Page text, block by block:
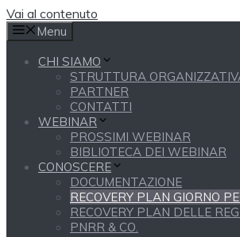
Vai al contenuto
Menu
CHI SIAMO
STRUTTURA
PARTNER
CONTATTI
WEBINAR
PROSSIMI WEBINAR
BIBLIOTECA DEI WEBINAR
CONOSCERE
DOCUMENTAZIONE
RECOVERY PLAN GIORNO
RECOVERY PLAN DELLE
PNRR & CO.